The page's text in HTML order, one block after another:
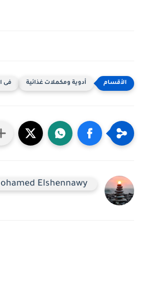
أدوية ومكملات غذائية فى
Elshennawy